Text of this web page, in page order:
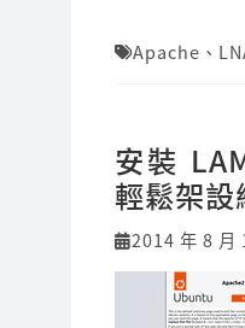
Apache 、
安裝
輕鬆架設
2014 年 8 月